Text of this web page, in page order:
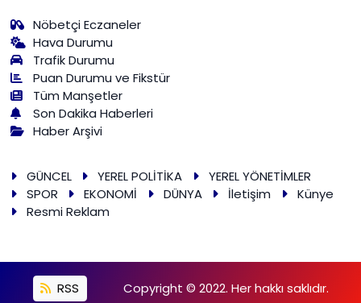
Nöbetçi Eczaneler
Hava Durumu
Trafik Durumu
Puan Durumu ve Fikstür
Tüm Manşetler
Son Dakika Haberleri
Haber Arşivi
GÜNCEL YEREL POLİTİKA
YEREL YÖNETİMLER
SPOR
EKONOMİ DÜNYA İletişim
Künye
Resmi Reklam
RSS Copyright © 2022. Her hakkı saklıdır.